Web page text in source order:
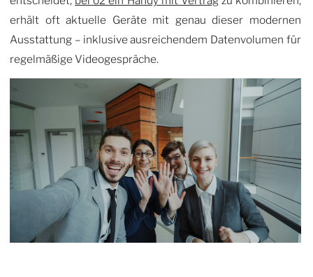
erhält oft aktuelle Geräte mit genau dieser modernen
Ausstattung – inklusive ausreich­endem Datenvolumen für
regelmäßige Videogespräche.